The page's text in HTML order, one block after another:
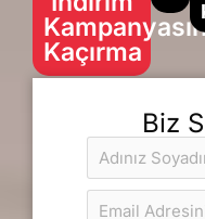
Kaçırma
Biz